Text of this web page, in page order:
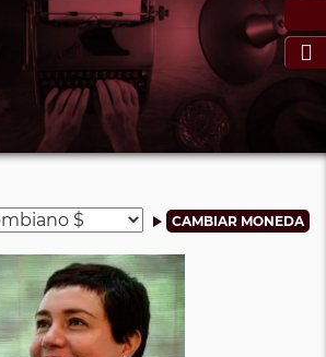
